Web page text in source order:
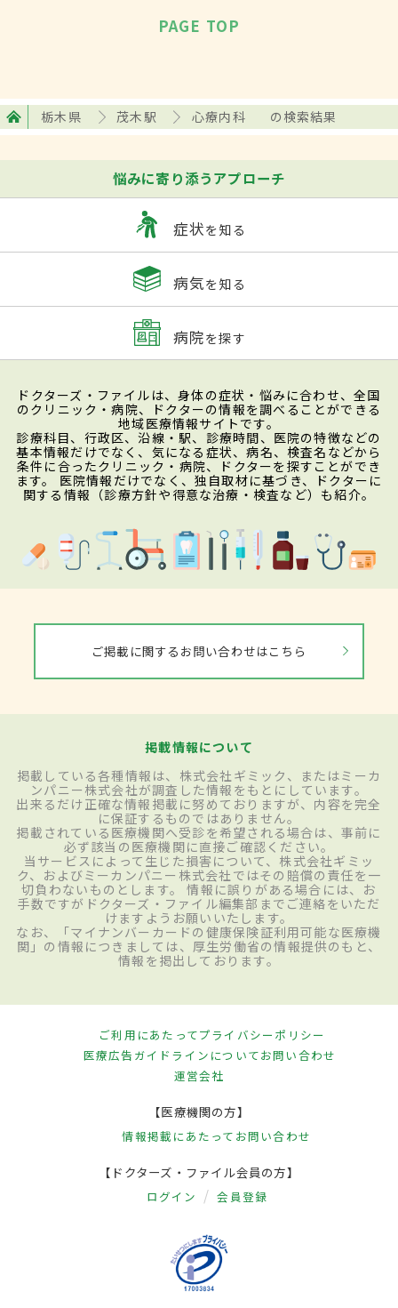
PAGE TOP
栃木県 茂木駅 心療内科 の検索結果
悩みに寄り添うアプローチ
症状を知る
病気を知る
病院を探す
ドクターズ・ファイルは、身体の症状・悩みに合わせ、全国
のクリニック・病院、ドクターの情報を調べることができる
地域医療情報サイトです。
診療科目、行政区、沿線・駅、診療時間、医院の特徴などの
基本情報だけでなく、気になる症状、病名、検査名などから
条件に合ったクリニック・病院、ドクターを探すことができ
ます。 医院情報だけでなく、独自取材に基づき、ドクターに
関する情報（診療方針や得意な治療・検査など）も紹介。
ご掲載に関するお問い合わせはこちら
掲載情報について
掲載している各種情報は、株式会社ギミック、またはミーカ
ンパニー株式会社が調査した情報をもとにしています。
出来るだけ正確な情報掲載に努めておりますが、内容を完全
に保証するものではありません。
掲載されている医療機関へ受診を希望される場合は、事前に
必ず該当の医療機関に直接ご確認ください。
当サービスによって生じた損害について、株式会社ギミッ
ク、およびミーカンパニー株式会社ではその賠償の責任を一
切負わないものとします。 情報に誤りがある場合には、お
手数ですがドクターズ・ファイル編集部までご連絡をいただ
けますようお願いいたします。
なお、「マイナンバーカードの健康保険証利用可能な医療機
関」の情報につきましては、厚生労働省の情報提供のもと、
情報を掲出しております。
ご利用にあたってプライバシーポリシー
医療広告ガイドラインについてお問い合わせ
運営会社
【医療機関の方】
情報掲載にあたって お問い合わせ
【ドクターズ・ファイル会員の方】
ログイン 会員登録